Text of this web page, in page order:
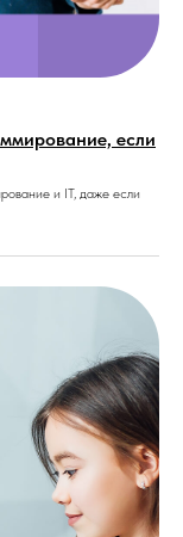
если
и IT, даже если